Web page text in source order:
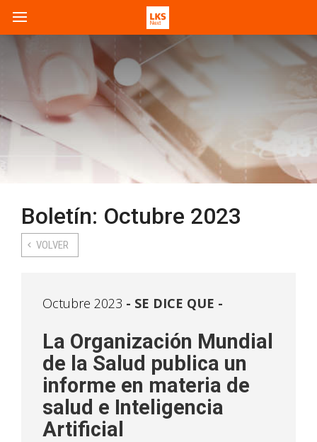
Boletín: Octubre 2023
VOLVER
Octubre 2023 SE DICE QUE -
La Organización Mundial
de la Salud publica un
informe en materia de
salud e Inteligencia
Artificial